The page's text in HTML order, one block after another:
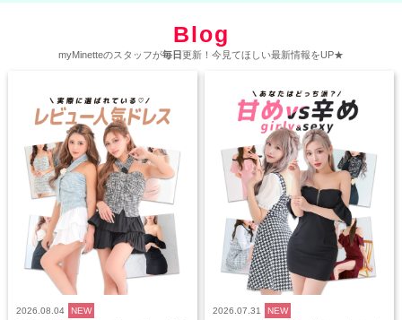
Blog
myMinetteのスタッフが毎日更新！今見てほしい最新情報をUP★
2026.08.04 NEW 2026.07.31 NEW